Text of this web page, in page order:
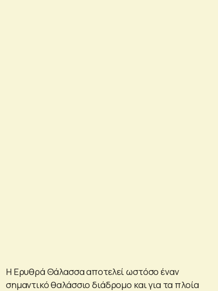
Η Ερυθρά Θάλασσα αποτελεί ωστόσο έναν
σημαντικό θαλάσσιο διάδρομο και για τα πλοία